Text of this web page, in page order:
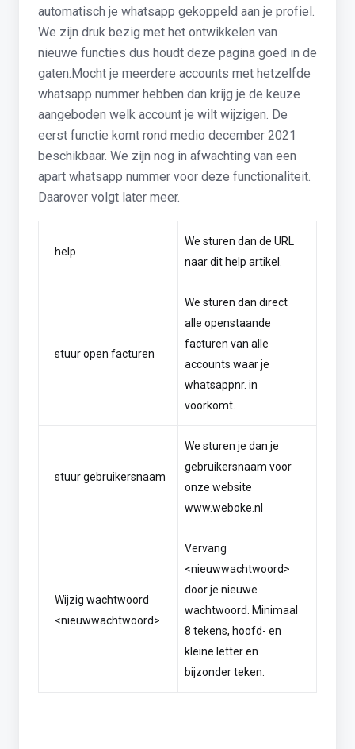
automatisch je whatsapp gekoppeld aan je profiel.
We zijn druk bezig met het ontwikkelen van
nieuwe functies dus houdt deze pagina goed in de
gaten.Mocht je meerdere accounts met hetzelfde
whatsapp nummer hebben dan krijg je de keuze
aangeboden welk account je wilt wijzigen. De
eerst functie komt rond medio december 2021
beschikbaar. We zijn nog in afwachting van een
apart whatsapp nummer voor deze functionaliteit.
Daarover volgt later meer.
help
We sturen dan de URL
naar dit help artikel.
stuur open facturen
We sturen dan direct
alle openstaande
facturen van alle
accounts waar je
whatsappnr. in
voorkomt.
stuur gebruikersnaam
We sturen je dan je
gebruikersnaam voor
onze website
www.weboke.nl
Wijzig wachtwoord
<nieuwwachtwoord>
Vervang
<nieuwwachtwoord>
door je nieuwe
wachtwoord. Minimaal
8 tekens, hoofd- en
kleine letter en
bijzonder teken.